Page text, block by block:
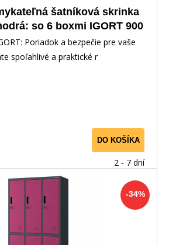
šatníková skrinka
so 6 boxmi IGORT 900
1850 x 450 mm
Poriadok a bezpečie pre vaše
spoľahlivé a praktické r
DO KOŠÍKA
2 - 7 dní
-34%